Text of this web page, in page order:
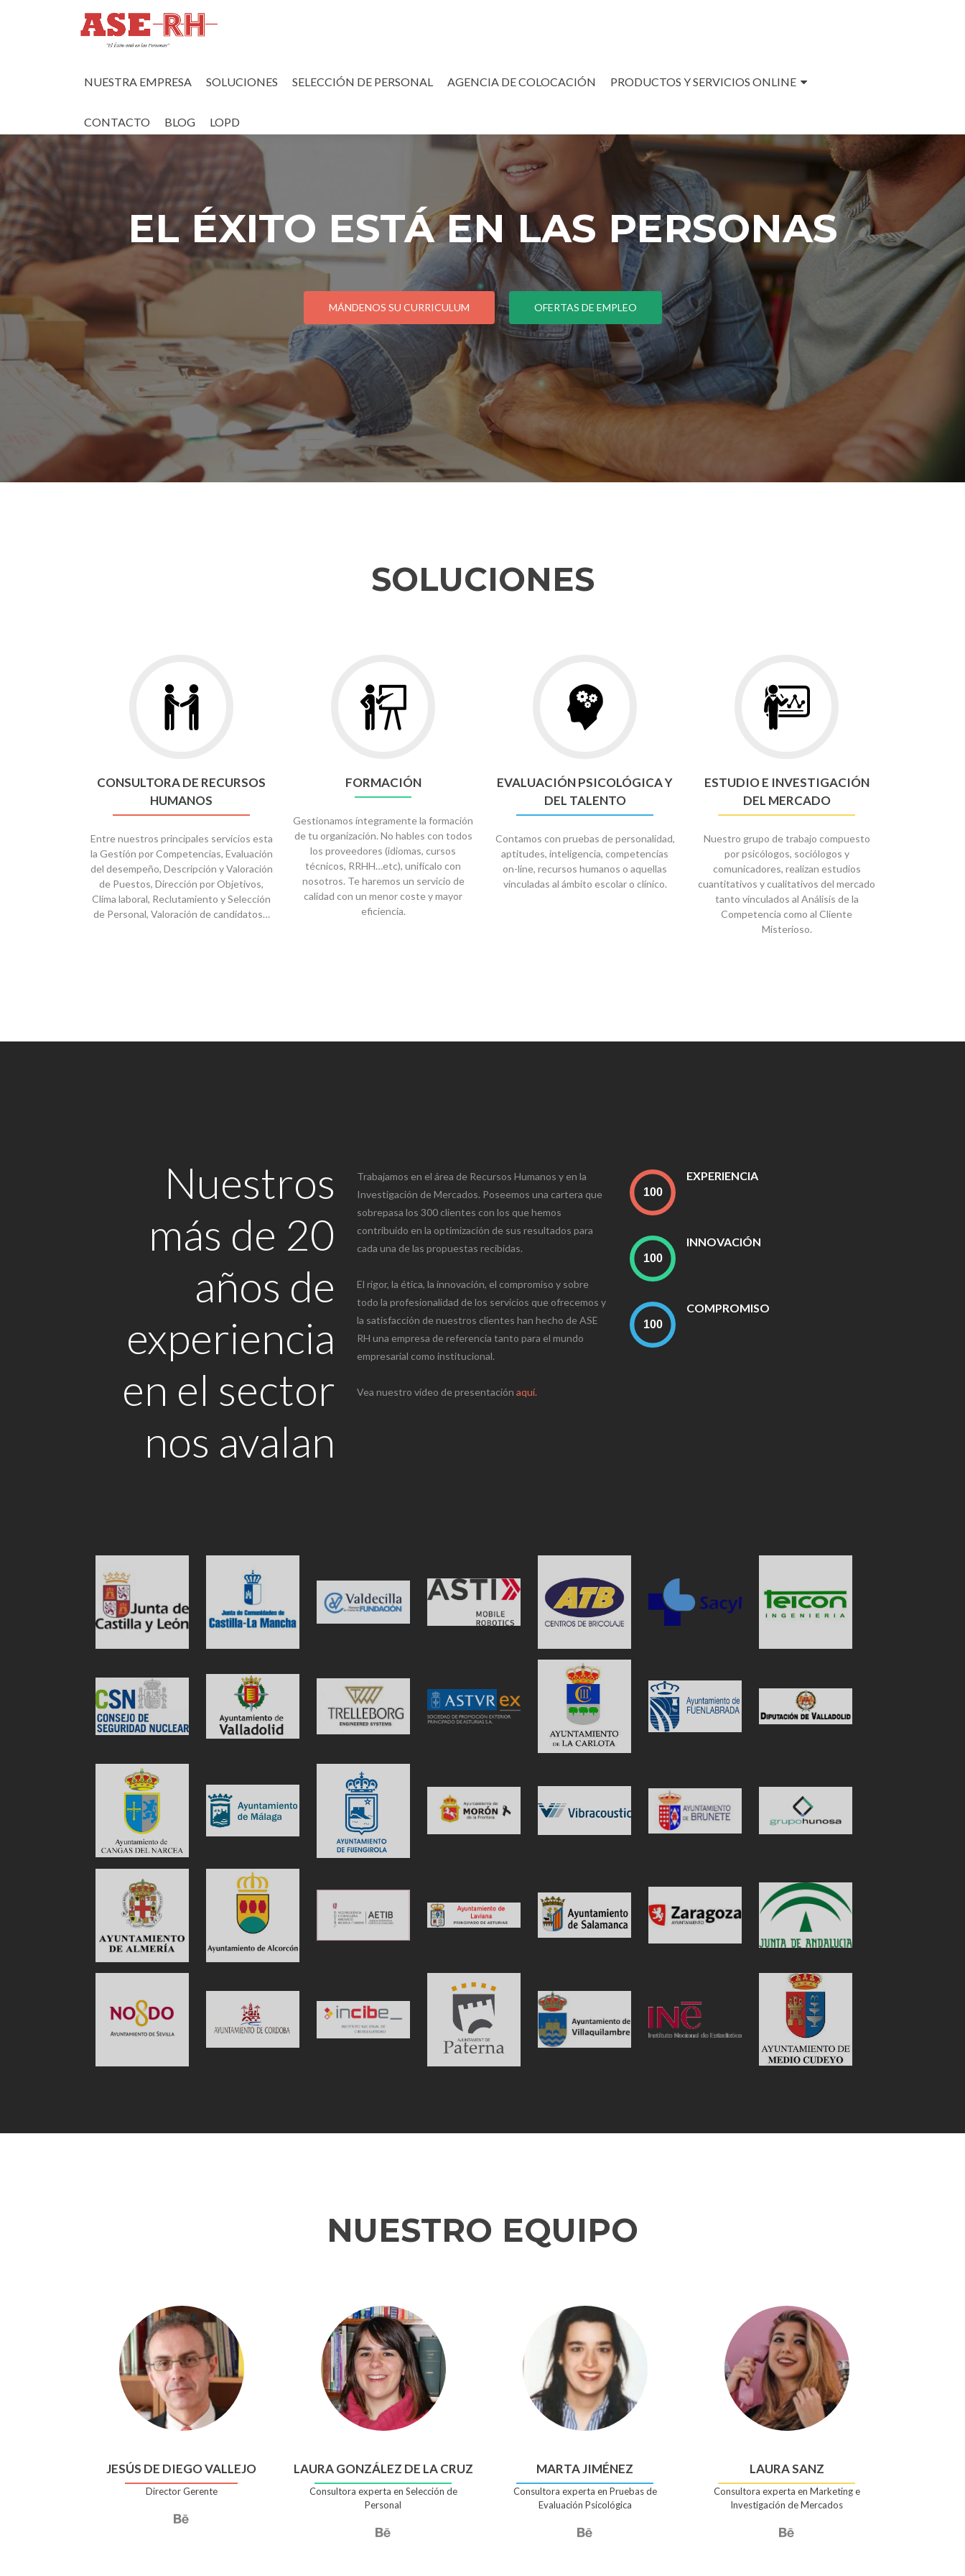
NUESTRA EMPRESA
SOLUCIONES SELECCIÓN DE PERSONAL AGENCIA DE COLOCACIÓN PRODUCTOS Y SERVICIOS ONLINE
CONTACTO BLOG LOPD
EL ÉXITO ESTÁ EN LAS PERSONAS
MÁNDENOS SU CURRICULUM OFERTAS DE EMPLEO
SOLUCIONES
CONSULTORA
CONSULTORA DE RECURSOS
HUMANOS
Entre nuestros principales servicios esta
la Gestión por Competencias, Evaluación
del desempeño, Descripción y Valoración
de Puestos, Dirección por Objetivos,
Clima laboral, Reclutamiento y Selección
de Personal, Valoración de candidatos…
a
FORMACIÓN
FORMACIÓN
Gestionamos íntegramente la formación
de tu organización. No hables con todos
los proveedores (idiomas, cursos
técnicos, RRHH…etc), unifícalo con
nosotros. Te haremos un servicio de
calidad con un menor coste y mayor
eficiencia.
a
EVALUACIÓN
PSICOLÓGICA
TALENTO
EVALUACIÓN PSICOLÓGICA Y
DEL TALENTO
Contamos con pruebas de personalidad,
aptitudes, inteligencia, competencias
on-line, recursos humanos o aquellas
vinculadas al ámbito escolar o clínico.
a
ESTUDIO
E
ESTUDIO E INVESTIGACIÓN
DEL MERCADO
Nuestro grupo de trabajo compuesto
por psicólogos, sociólogos y
comunicadores, realizan estudios
cuantitativos y cualitativos del mercado
tanto vinculados al Análisis de la
Competencia como al Cliente
Misterioso.
Nuestros
más de 20
años de
experiencia
en el sector
nos avalan
Trabajamos en el área de Recursos Humanos y en la
Investigación de Mercados. Poseemos una cartera que
sobrepasa los 300 clientes con los que hemos
contribuido en la optimización de sus resultados para
cada una de las propuestas recibidas.
El rigor, la ética, la innovación, el compromiso y sobre
todo la profesionalidad de los servicios que ofrecemos y
la satisfacción de nuestros clientes han hecho de ASE
RH una empresa de referencia tanto para el mundo
empresarial como institucional.
Vea nuestro vídeo de presentación aquí.
EXPERIENCIA
INNOVACIÓN
COMPROMISO
NUESTRO EQUIPO
JESÚS DE DIEGO VALLEJO
Director Gerente
Enlace
LAURA GONZÁLEZ DE LA CRUZ
Consultora experta en Selección de
Personal
Enlace
MARTA JIMÉNEZ
Consultora experta en Pruebas de
Evaluación Psicológica
Enlace
LAURA SANZ
Consultora experta en Marketing e
Investigación de Mercados
Enlace